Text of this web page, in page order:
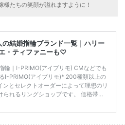
様たちの笑顔が溢れますように！
の結婚指輪ブランド一覧｜ハリー
・ティファニーも♡
輪｜I-PRIMO(アイプリモ) CMなどでも
I-PRIMO(アイプリモ)* 200種類以上の
ンとセレクトオーダーによって理想のリ
られるリングショップです。 価格帯は2
スパ的にも20代の若い夫婦に人気のよ